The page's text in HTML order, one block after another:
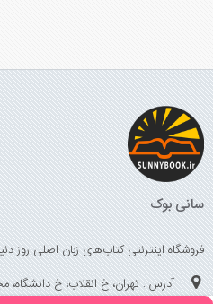
سانی بوک
فروشگاه اینترنتی کتاب‌های زبان اصلی روز
آدرس : تهران، خ انقلاب، خ دانشگاه، مجتمع